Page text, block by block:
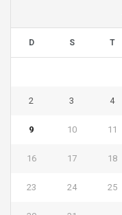
D S T
2 3 4
9 10 11
16 17 18
23 24 25